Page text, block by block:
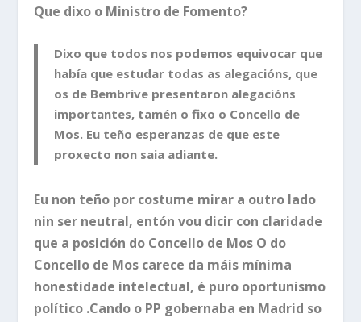
Que dixo o Ministro de Fomento?
Dixo que todos nos podemos equivocar que
había que estudar todas as alegacións, que
os de Bembrive presentaron alegacións
importantes, tamén o fixo o Concello de
Mos. Eu teño esperanzas de que este
proxecto non saia adiante.
Eu non teño por costume mirar a outro lado
nin ser neutral, entón vou dicir con claridade
que a posición do Concello de Mos O do
Concello de Mos carece da máis mínima
honestidade intelectual, é puro oportunismo
político .Cando o PP gobernaba en Madrid so